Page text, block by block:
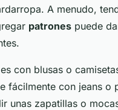
A menudo,
patrones puede
con blusas o
fácilmente con jeans o
unas zapatillas o